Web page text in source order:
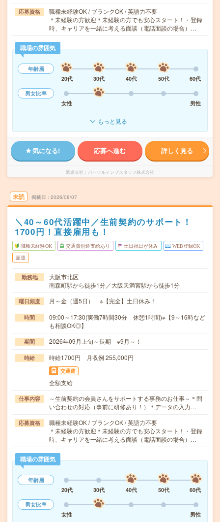
応募資格
職種未経験OK / ブランクOK / 英語力不要
＊未経験の方歓迎＊未経験の方でも安心スタート！・登録
時、キャリアを一緒に考える面談（電話面談の場合）…
職場の雰囲気
年齢層
20代
30代 40代 50代
60代
男女比率
女性
男性
もっと見る
気になる! 応募へ進む 詳しく見る
派遣会社 パーソルテンプスタッフ株式会社
未読 掲載日 2026/08/07
＼40～60代活躍中／生前契約のサポート！
1700円！直接雇用も！
職種未経験OK 交通費別途支給あり 土日祝日が休み WEB登録OK
派遣
勤務地
大阪市北区
南森町駅から徒歩1分／大阪天満宮駅から徒歩1分
曜日頻度 月～金（週5日） ※【完全】土日休み！
時間
09:00～17:30(実働7時間30分 休憩1時間)※【9～16時など
も相談OK◎】
期間 2026年09月上旬～長期 ※9月～！
時給 時給1700円 月収例 255,000円
交通費
全額支給
仕事内容
～生前契約の会員さんをサポートする事務のお仕事～＊問
い合わせの対応（事前に研修あり！）＊データの入力…
応募資格
職種未経験OK / ブランクOK / 英語力不要
＊未経験の方歓迎＊未経験の方でも安心スタート！・登録
時、キャリアを一緒に考える面談（電話面談の場合）…
職場の雰囲気
年齢層
20代
30代 40代 50代
60代
男女比率
女性
男性